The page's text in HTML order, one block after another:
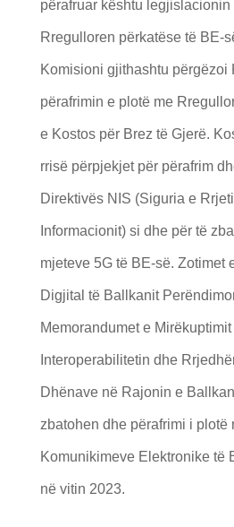
përafruar kështu
Rregulloren përkatëse të BE-
Komisioni gjithashtu përgëzoi
përafrimin e plotë me
e Kostos për Brez të Gjerë.
rrisë përpjekjet për përafrim
Direktivës NIS (Siguria e
Informacionit) si dhe për të
mjeteve 5G të BE-së. Zotimet
Digjital të Ballkanit
Memorandumet e Mirëkuptimit
Interoperabilitetin dhe
Dhënave në Rajonin e
zbatohen dhe përafrimi i plotë
Komunikimeve Elektronike të
në vitin 2023.